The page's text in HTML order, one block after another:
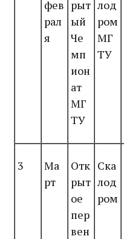
фев
рал
я
рыт
ый
Че
мп
ион
ат
МГ
ТУ
лод
ром
МГ
ТУ
3
Ма
рт
Отк
рыт
ое
пер
вен
Ска
лод
ром